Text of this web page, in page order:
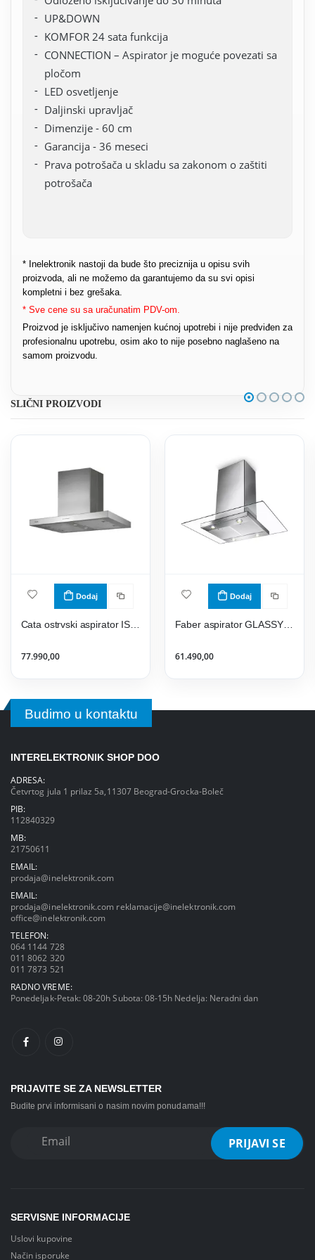
UP&DOWN
KOMFOR 24 sata funkcija
CONNECTION – Aspirator je moguće povezati sa
pločom
LED osvetljenje
Daljinski upravljač
Dimenzije - 60 cm
Garancija - 36 meseci
Prava potrošača u skladu sa zakonom o zaštiti
potrošača
* Inelektronik nastoji da bude što preciznija u opisu svih
proizvoda, ali ne možemo da garantujemo da su svi opisi
kompletni i bez grešaka.
* Sve cene su sa uračunatim PDV-om.
Proizvod je isključivo namenjen kućnoj upotrebi i nije predviđen za
profesionalnu upotrebu, osim ako to nije posebno naglašeno na
samom proizvodu.
SLIČNI PROIZVODI
Dodaj
77.990,00
Dodaj
Faber aspirator GLASSY ISOLA/SP EV8 X/V NS A90
61.490,00
Budimo u kontaktu
INTERELEKTRONIK SHOP DOO
ADRESA:
Četvrtog jula 1 prilaz 5a,11307 Beograd-Grocka-Boleč
PIB:
112840329
MB:
21750611
EMAIL:
prodaja@inelektronik.com
EMAIL:
prodaja@inelektronik.com reklamacije@inelektronik.com
office@inelektronik.com
TELEFON:
064 1144 728
011 8062 320
011 7873 521
RADNO VREME:
Ponedeljak-Petak: 08-20h Subota: 08-15h Nedelja: Neradni dan
PRIJAVITE SE ZA NEWSLETTER
Budite prvi informisani o nasim novim ponudama!!!
SERVISNE INFORMACIJE
Uslovi kupovine
Način isporuke